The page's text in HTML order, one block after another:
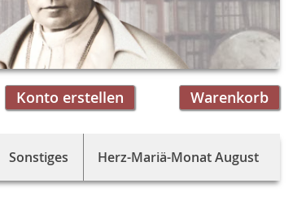
Warenkorb
Konto erstellen
Sonstiges Herz-Mariä-Monat August